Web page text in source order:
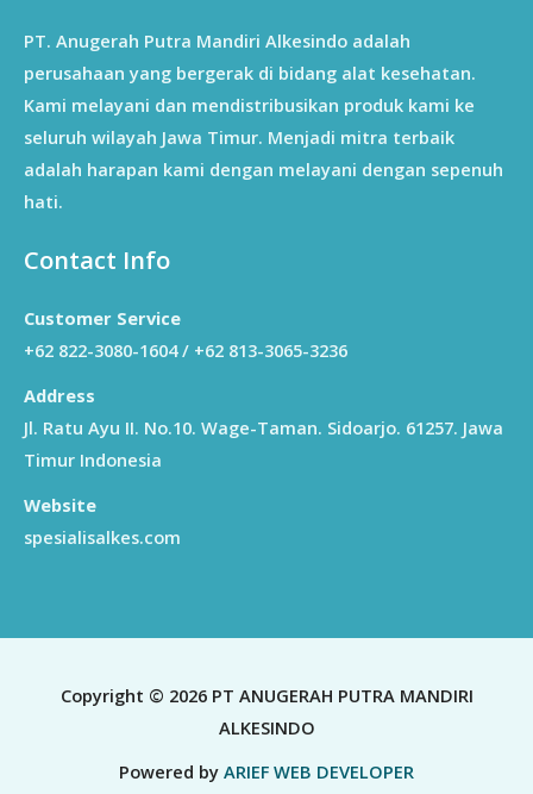
PT. Anugerah Putra Mandiri Alkesindo adalah
perusahaan yang bergerak di bidang alat kesehatan.
Kami melayani dan mendistribusikan produk kami ke
seluruh wilayah Jawa Timur. Menjadi mitra terbaik
adalah harapan kami dengan melayani dengan sepenuh
hati.
Contact Info
Customer Service
+62 822-3080-1604 / +62 813-3065-3236
Address
Jl. Ratu Ayu II. No.10. Wage-Taman. Sidoarjo. 61257. Jawa
Timur Indonesia
Website
spesialisalkes.com
Copyright © 2026 PT ANUGERAH PUTRA MANDIRI
ALKESINDO
Powered by ARIEF WEB DEVELOPER